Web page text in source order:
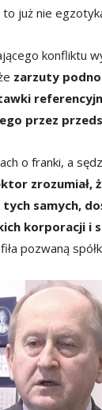
już nie
konfliktu
zarzuty
przez
o franki, a
zrozumiał,
samych,
korporacji i
pozwaną